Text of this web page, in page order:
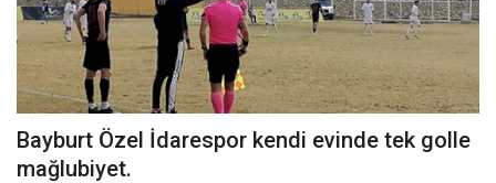
Bayburt Özel İdarespor kendi evinde tek golle
mağlubiyet.